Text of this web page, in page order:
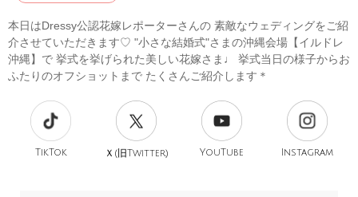
本日はDressy公認花嫁レポーターさんの 素敵なウェディングをご紹
介させていただきます♡ "小さな結婚式"さまの沖縄会場【イルドレ
沖縄】で 挙式を挙げられた美しい花嫁さま♩ 挙式当日の様子からお
ふたりのオフショットまで たくさんご紹介します＊
TikTok Ｘ(旧Twitter) YouTube Instagram